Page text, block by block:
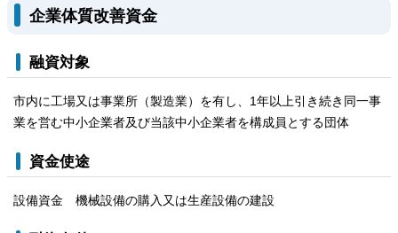
企業体質改善資金
融資対象
市内に工場又は事業所（製造業）を有し、1年以上引き続き同一事
業を営む中小企業者及び当該中小企業者を構成員とする団体
資金使途
設備資金 機械設備の購入又は生産設備の建設